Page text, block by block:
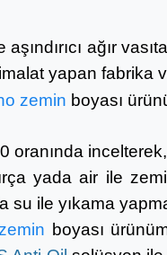
ağır
yapan fabrika
zemin boyası
oranında incelterek,
yada air ile
ile yıkama
boyası